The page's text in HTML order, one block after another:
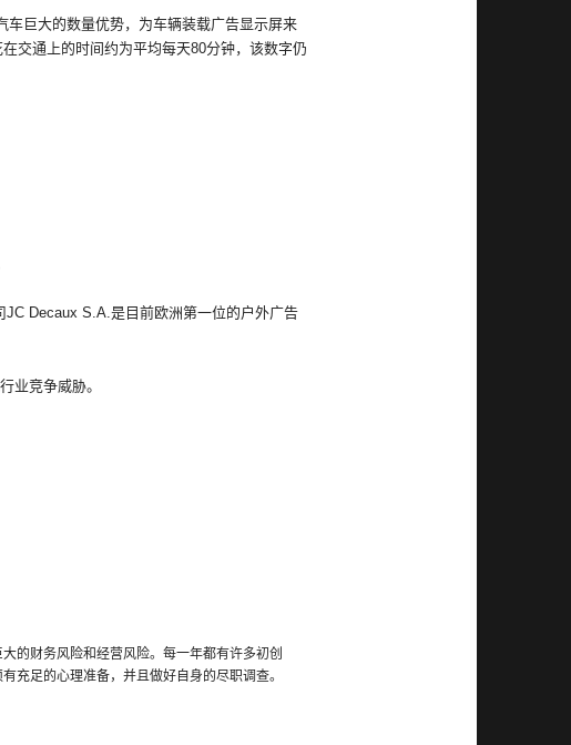
巨大的数量优势，为车辆装载广告显示屏来
交通上的时间约为平均每天80分钟，该数字仍
Decaux S.A.是目前欧洲第一位的户外广告
业竞争威胁。
的财务风险和经营风险。每一年都有许多初创
充足的心理准备，并且做好自身的尽职调查。